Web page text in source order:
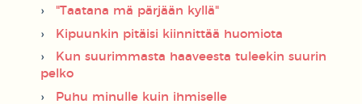
"Taatana mä pärjään kyllä"
Kipuunkin pitäisi kiinnittää huomiota
Kun suurimmasta haaveesta tuleekin suurin
pelko
Puhu minulle kuin ihmiselle